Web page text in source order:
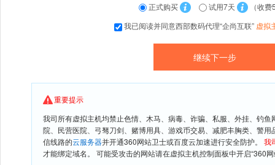
正式购买 试用7天
（收费
我已阅读并同意西部数码代理“企尚互联” 虚拟
重要提示
我司所有虚拟主机均禁止色情、木马、病毒、诈骗、私服、外挂、钓
院、民营医院、弓驽刀剑、赌博用具、游戏币交易、减肥丰胸类、警
信线路的云服务器并开通360网站卫士或百度云加速进行安全防护。 我
才能绑定域名。 可能受攻击的网站请在虚拟主机控制面板中开启“360